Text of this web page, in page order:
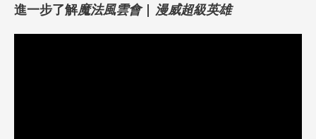
進一步了解魔法風雲會| 漫威超級英雄